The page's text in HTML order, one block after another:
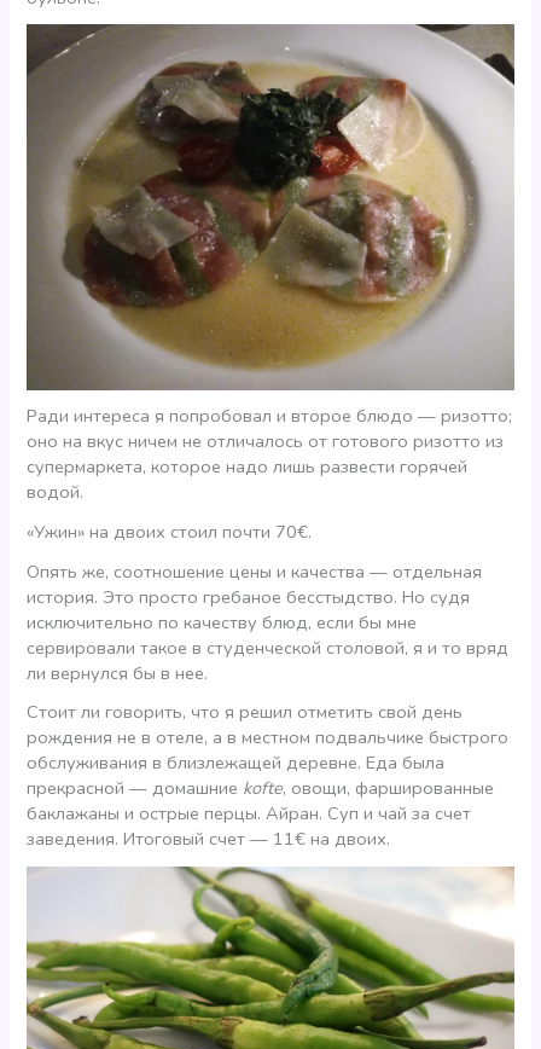
Ради интереса я попробовал и второе блюдо — ризотто;
оно на вкус ничем не отличалось от готового ризотто из
супермаркета, которое надо лишь развести горячей
водой.
«Ужин» на двоих стоил почти 70€.
Опять же, соотношение цены и качества — отдельная
история. Это просто гребаное бесстыдство. Но судя
исключительно по качеству блюд, если бы мне
сервировали такое в студенческой столовой, я и то вряд
ли вернулся бы в нее.
Стоит ли говорить, что я решил отметить свой день
рождения не в отеле, а в местном подвальчике быстрого
обслуживания в близлежащей деревне. Еда была
прекрасной — домашние kofte, овощи, фаршированные
баклажаны и острые перцы. Айран. Суп и чай за счет
заведения. Итоговый счет — 11€ на двоих.